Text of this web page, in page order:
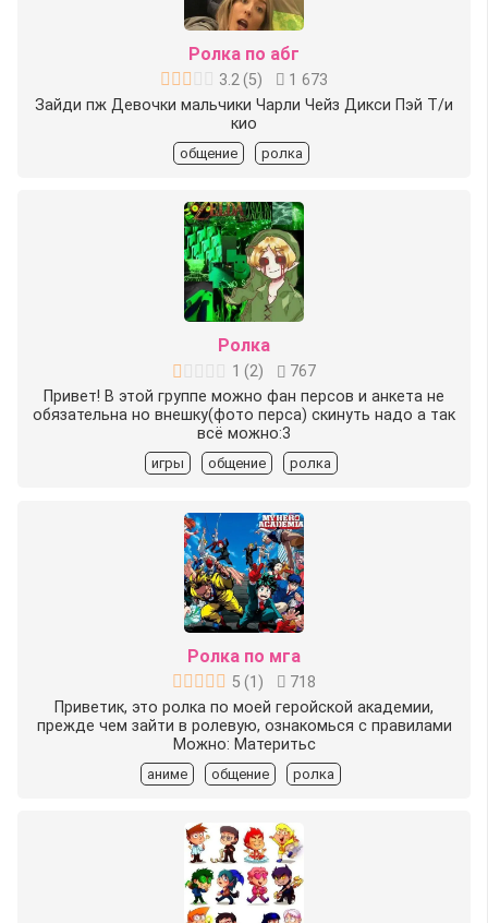
Ролка по абг
3.2(5)
1 673
Зайди пж Девочки мальчики Чарли Чейз Дикси Пэй Т/и
кио
общение ролка
Ролка
1 (2)
767
Привет! В этой группе можно фан персов и анкета не
обязательна но внешку(фото перса) скинуть надо а так
всё можно:3
игры общение ролка
Ролка по мга
5 (1 )
718
Приветик, это ролка по моей геройской академии,
прежде чем зайти в ролевую, ознакомься с правилами
Можно: Материтьс
аниме общение ролка